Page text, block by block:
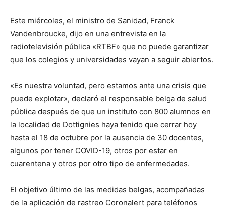
Este miércoles, el ministro de Sanidad, Franck
Vandenbroucke, dijo en una entrevista en la
radiotelevisión pública «RTBF» que no puede garantizar
que los colegios y universidades vayan a seguir abiertos.
«Es nuestra voluntad, pero estamos ante una crisis que
puede explotar», declaró el responsable belga de salud
pública después de que un instituto con 800 alumnos en
la localidad de Dottignies haya tenido que cerrar hoy
hasta el 18 de octubre por la ausencia de 30 docentes,
algunos por tener COVID-19, otros por estar en
cuarentena y otros por otro tipo de enfermedades.
El objetivo último de las medidas belgas, acompañadas
de la aplicación de rastreo Coronalert para teléfonos